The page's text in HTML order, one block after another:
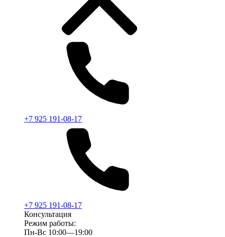
+7 925 191-08-17
+7 925 191-08-17
Консультация
Режим работы:
Пн-Вс 10:00—19:00